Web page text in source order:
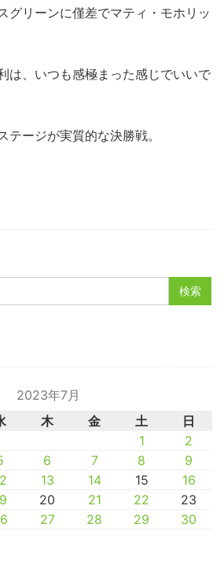
グリーンに僅差でマティ・モホリッ
は、いつも感極まった感じでいいで
テージが実質的な決勝戦。
2023年7月
木 金 土
日
1
2
6 7 8
9
13 14 15
16
20 21 22
23
27 28 29
30